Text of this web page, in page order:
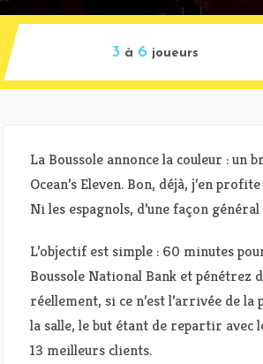
3 à 6 joueurs
La Boussole annonce la couleur : un
Ocean’s Eleven. Bon, déjà, j’en
Ni les espagnols, d’une façon
L’objectif est simple : 60 minutes
Boussole National Bank et pénétrez
réellement, si ce n’est l’arrivée de
la salle, le but étant de repartir avec
13 meilleurs clients.